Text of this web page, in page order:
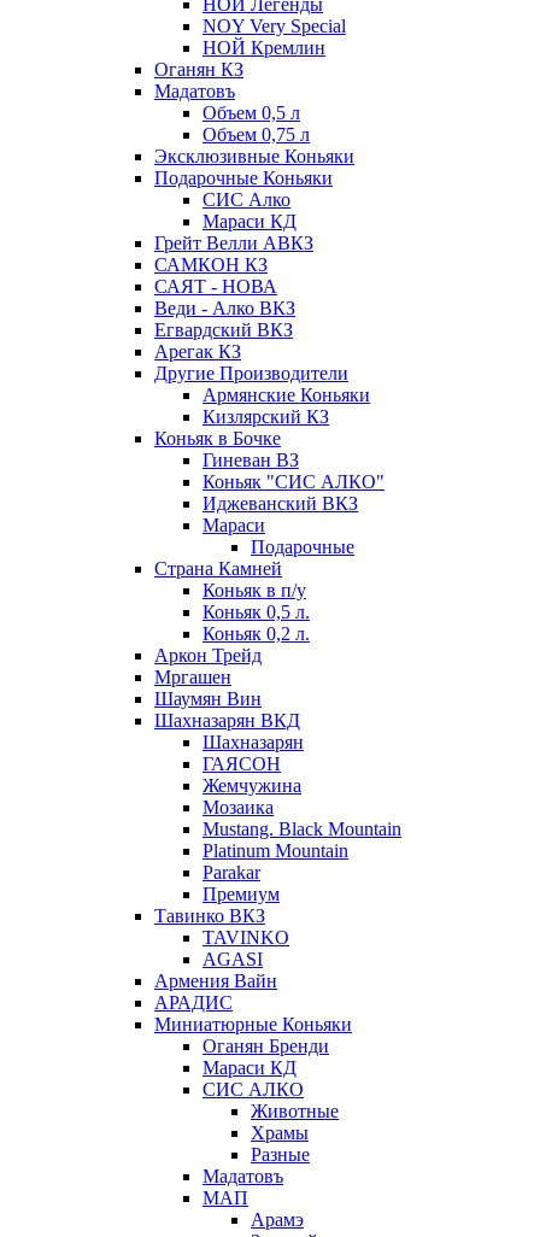
НОЙ Легенды
NOY Very Speсial
НОЙ Кремлин
Оганян КЗ
Мадатовъ
Объем 0,5 л
Объем 0,75 л
Эксклюзивные Коньяки
Подарочные Коньяки
СИС Алко
Мараси КД
Грейт Велли АВКЗ
САМКОН КЗ
САЯТ - НОВА
Веди - Алко ВКЗ
Егвардский ВКЗ
Арегак КЗ
Другие Производители
Армянские Коньяки
Кизлярский КЗ
Коньяк в Бочке
Гиневан ВЗ
Коньяк "СИС АЛКО"
Иджеванский ВКЗ
Мараси
Подарочные
Страна Камней
Коньяк в п/у
Коньяк 0,5 л.
Коньяк 0,2 л.
Аркон Трейд
Мргашен
Шаумян Вин
Шахназарян ВКД
Шахназарян
ГАЯСОН
Жемчужина
Мозаика
Mustang. Black Mountain
Platinum Mountain
Parakar
Премиум
Тавинко ВКЗ
TAVINKO
AGASI
Армения Вайн
АРАДИС
Миниатюрные Коньяки
Оганян Бренди
Мараси КД
СИС АЛКО
Животные
Храмы
Разные
Мадатовъ
МАП
Арамэ